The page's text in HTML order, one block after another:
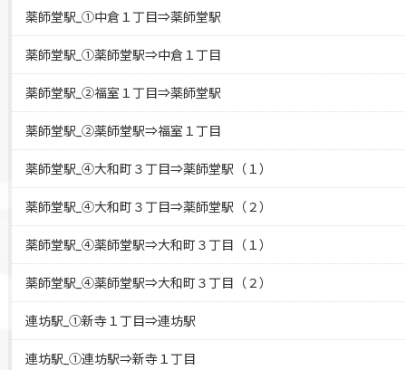
薬師堂駅_①中倉１丁目⇒薬師堂駅
薬師堂駅_①薬師堂駅⇒中倉１丁目
薬師堂駅_②福室１丁目⇒薬師堂駅
薬師堂駅_②薬師堂駅⇒福室１丁目
薬師堂駅_④大和町３丁目⇒薬師堂駅（１）
薬師堂駅_④大和町３丁目⇒薬師堂駅（２）
薬師堂駅_④薬師堂駅⇒大和町３丁目（１）
薬師堂駅_④薬師堂駅⇒大和町３丁目（２）
連坊駅_①新寺１丁目⇒連坊駅
連坊駅_①連坊駅⇒新寺１丁目